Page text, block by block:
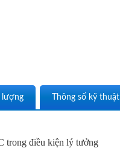
lượng Thông số kỹ thuật
trong điều kiện lý tưởng